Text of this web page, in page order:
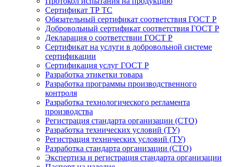
Сертификат ТР ТС
Обязательный сертификат соответствия ГОСТ Р
Добровольный сертификат соответствия ГОСТ Р
Декларация о соответствии ГОСТ Р
Сертификат на услуги в добровольной системе
сертификации
Сертификация услуг ГОСТ Р
Разработка этикетки товара
Разработка программы производственного
контроля
Разработка технологического регламента
производства
Регистрация стандарта организации (СТО)
Разработка технических условий (ТУ)
Регистрация технических условий (ТУ)
Разработка стандарта организации (СТО)
Экспертиза и регистрация стандарта организации